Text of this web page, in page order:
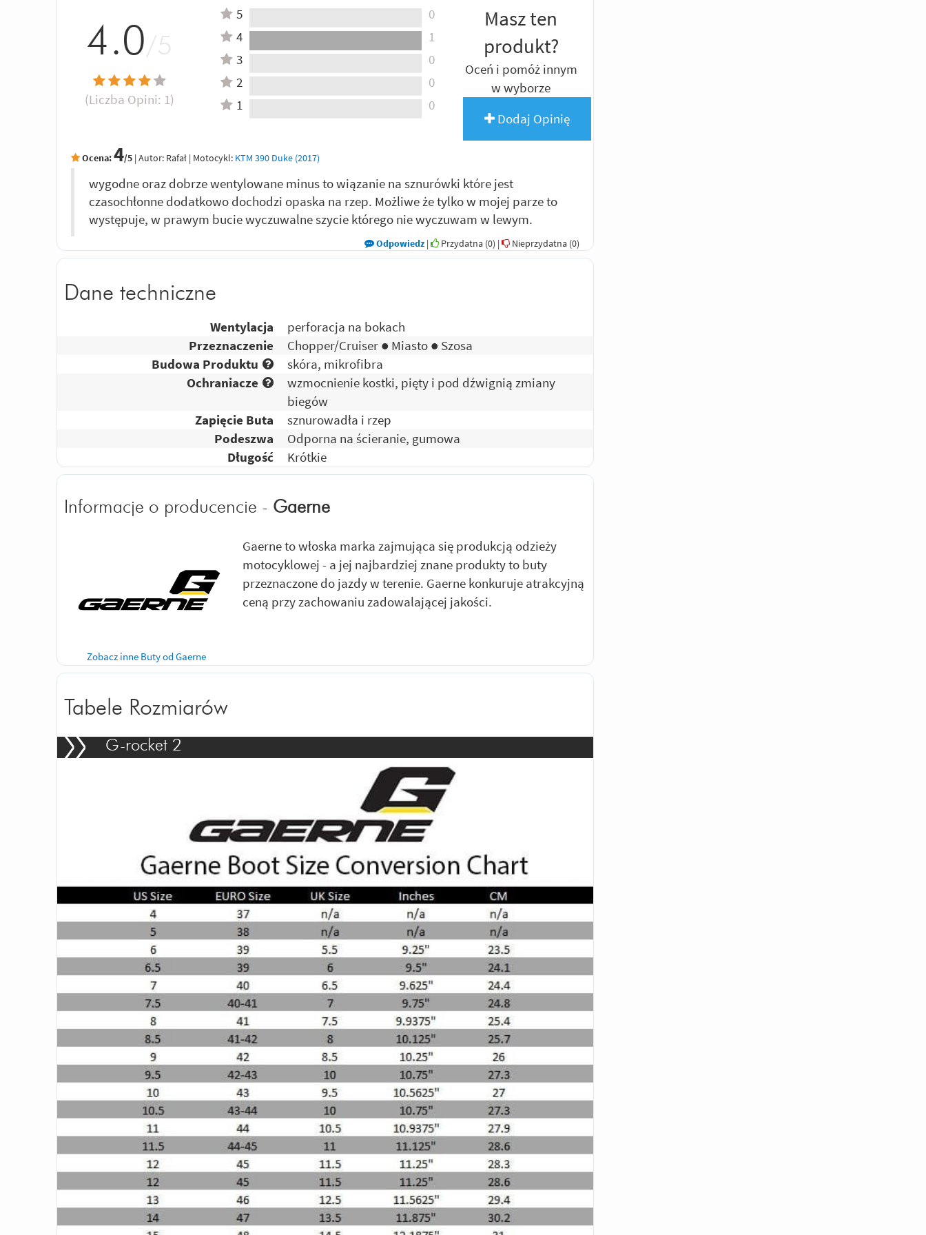
4.0/5
(Liczba Opini: 1)
5
0
4
1
3
0
2
0
1
0
Masz ten
produkt?
Oceń i pomóż innym
w wyborze
Dodaj Opinię
Ocena:4/5 | Autor: Rafał | Motocykl: KTM 390 Duke (2017)
wygodne oraz dobrze wentylowane minus to wiązanie na sznurówki które jest
czasochłonne dodatkowo dochodzi opaska na rzep. Możliwe że tylko w mojej parze to
występuje, w prawym bucie wyczuwalne szycie którego nie wyczuwam w lewym.
Odpowiedz| Przydatna (0) | Nieprzydatna (0)
Dane techniczne
Wentylacja
perforacja na bokach
Przeznaczenie
Chopper/Cruiser ● Miasto ● Szosa
Budowa Produktu
skóra, mikrofibra
Ochraniacze
wzmocnienie kostki, pięty i pod dźwignią zmiany
biegów
Zapięcie Buta
sznurowadła i rzep
Podeszwa
Odporna na ścieranie, gumowa
Długość
Krótkie
Informacje o producencie - Gaerne
Zobacz inne Buty od Gaerne
Gaerne to włoska marka zajmująca się produkcją odzieży
motocyklowej - a jej najbardziej znane produkty to buty
przeznaczone do jazdy w terenie. Gaerne konkuruje atrakcyjną
ceną przy zachowaniu zadowalającej jakości.
Tabele Rozmiarów
G-rocket 2